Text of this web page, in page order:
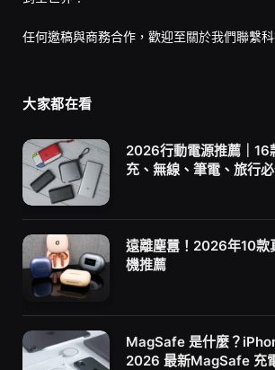
任何邀稿與商務合作，歡迎至關於我們聯繫科
大家都在看
2026行動電源推薦｜16
充、無線、筆電、旅行
遠離塵囂！2026年10款
機推薦
MagSafe 是什麼？
2026 最新MagSafe 充